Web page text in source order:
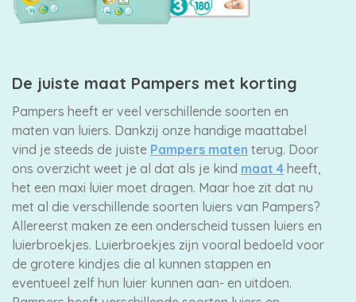
De juiste maat Pampers met korting
Pampers heeft er veel verschillende soorten en
maten van luiers. Dankzij onze handige maattabel
vind je steeds de juiste Pampers maten terug. Door
ons overzicht weet je al dat als je kind maat 4 heeft,
het een maxi luier moet dragen. Maar hoe zit dat nu
met al die verschillende soorten luiers van Pampers?
Allereerst maken ze een onderscheid tussen luiers en
luierbroekjes. Luierbroekjes zijn vooral bedoeld voor
de grotere kindjes die al kunnen stappen en
eventueel zelf hun luier kunnen aan- en uitdoen.